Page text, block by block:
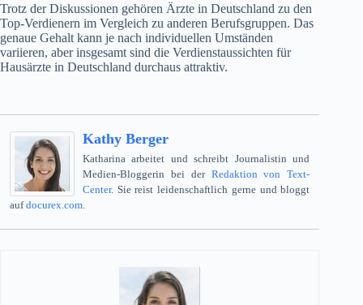
Trotz der Diskussionen gehören Ärzte in Deutschland zu den
Top-Verdienern im Vergleich zu anderen Berufsgruppen. Das
genaue Gehalt kann je nach individuellen Umständen
variieren, aber insgesamt sind die Verdienstaussichten für
Hausärzte in Deutschland durchaus attraktiv.
Kathy Berger
Katharina arbeitet und schreibt Journalistin und
Medien-Bloggerin bei der Redaktion von Text-
Center. Sie reist leidenschaftlich gerne und bloggt
aufdocurex.com